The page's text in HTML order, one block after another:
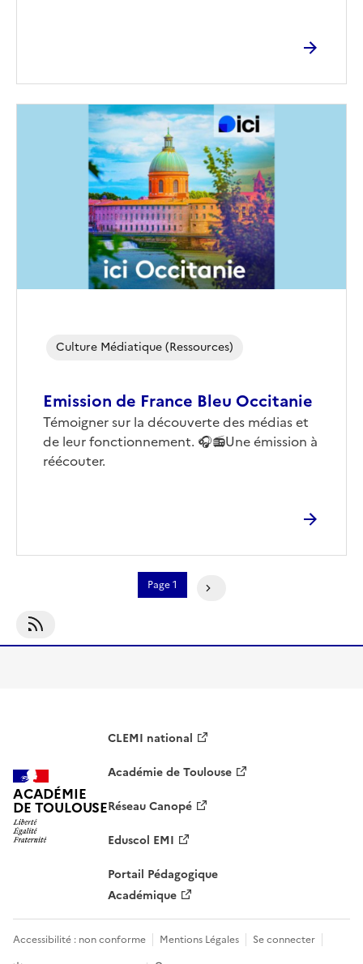
Emission de France Bleu Occitanie
Corps
Témoigner sur la découverte des médias et
de leur fonctionnement. 🎧📻Une émission à
réécouter.
Culture Médiatique (ressources)
Pagination
Page 1
S'abonner À Culture Médiatique (ressources)
ACADÉMIE
DE TOULOUSE
CLEMI national
Académie de Toulouse
Réseau Canopé
Eduscol EMI
Portail Pédagogique
Académique
Accessibilité : non conforme Mentions Légales
Se connecter